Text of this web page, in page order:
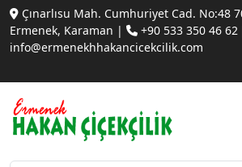
Çınarlısu Mah. Cumhuriyet Cad. No:48
Ermenek, Karaman |
+90 533 350 46 62
info@ermenekhhakancicekcilik.com